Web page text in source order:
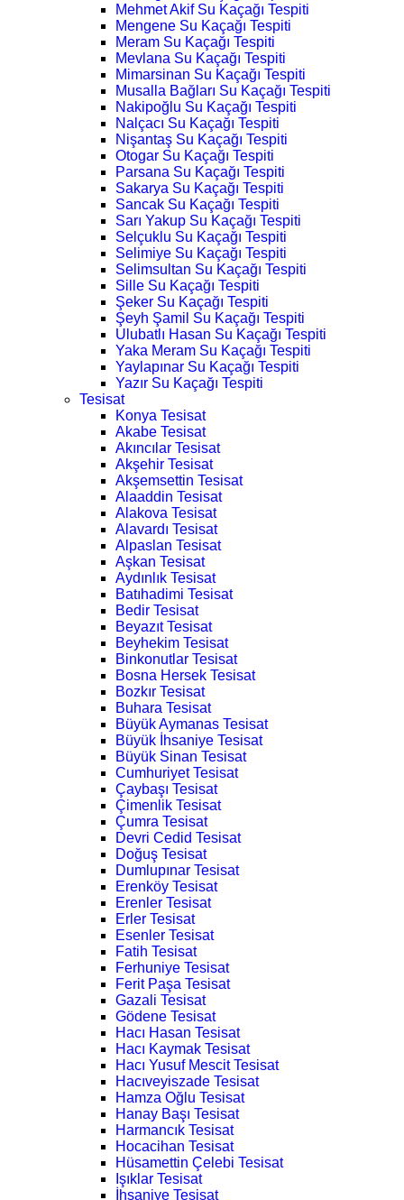
Mehmet Akif Su Kaçağı Tespiti
Mengene Su Kaçağı Tespiti
Meram Su Kaçağı Tespiti
Mevlana Su Kaçağı Tespiti
Mimarsinan Su Kaçağı Tespiti
Musalla Bağları Su Kaçağı Tespiti
Nakipoğlu Su Kaçağı Tespiti
Nalçacı Su Kaçağı Tespiti
Nişantaş Su Kaçağı Tespiti
Otogar Su Kaçağı Tespiti
Parsana Su Kaçağı Tespiti
Sakarya Su Kaçağı Tespiti
Sancak Su Kaçağı Tespiti
Sarı Yakup Su Kaçağı Tespiti
Selçuklu Su Kaçağı Tespiti
Selimiye Su Kaçağı Tespiti
Selimsultan Su Kaçağı Tespiti
Sille Su Kaçağı Tespiti
Şeker Su Kaçağı Tespiti
Şeyh Şamil Su Kaçağı Tespiti
Ulubatlı Hasan Su Kaçağı Tespiti
Yaka Meram Su Kaçağı Tespiti
Yaylapınar Su Kaçağı Tespiti
Yazır Su Kaçağı Tespiti
Tesisat
Konya Tesisat
Akabe Tesisat
Akıncılar Tesisat
Akşehir Tesisat
Akşemsettin Tesisat
Alaaddin Tesisat
Alakova Tesisat
Alavardı Tesisat
Alpaslan Tesisat
Aşkan Tesisat
Aydınlık Tesisat
Batıhadimi Tesisat
Bedir Tesisat
Beyazıt Tesisat
Beyhekim Tesisat
Binkonutlar Tesisat
Bosna Hersek Tesisat
Bozkır Tesisat
Buhara Tesisat
Büyük Aymanas Tesisat
Büyük İhsaniye Tesisat
Büyük Sinan Tesisat
Cumhuriyet Tesisat
Çaybaşı Tesisat
Çimenlik Tesisat
Çumra Tesisat
Devri Cedid Tesisat
Doğuş Tesisat
Dumlupınar Tesisat
Erenköy Tesisat
Erenler Tesisat
Erler Tesisat
Esenler Tesisat
Fatih Tesisat
Ferhuniye Tesisat
Ferit Paşa Tesisat
Gazali Tesisat
Gödene Tesisat
Hacı Hasan Tesisat
Hacı Kaymak Tesisat
Hacı Yusuf Mescit Tesisat
Hacıveyiszade Tesisat
Hamza Oğlu Tesisat
Hanay Başı Tesisat
Harmancık Tesisat
Hocacihan Tesisat
Hüsamettin Çelebi Tesisat
Işıklar Tesisat
İhsaniye Tesisat